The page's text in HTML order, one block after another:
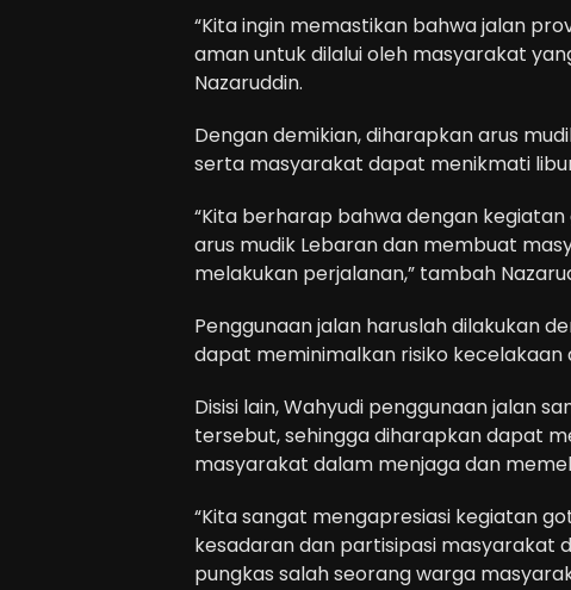
“Kita ingin memastikan bahwa jalan
aman untuk dilalui oleh masyarakat
Nazaruddin.
Dengan demikian, diharapkan arus
serta masyarakat dapat menikmati
“Kita berharap bahwa dengan
arus mudik Lebaran dan membuat
melakukan perjalanan,” tambah
Penggunaan jalan haruslah dilakukan
dapat meminimalkan risiko
Disisi lain, Wahyudi penggunaan jalan
tersebut, sehingga diharapkan dapat
masyarakat dalam menjaga dan
“Kita sangat mengapresiasi kegiatan
kesadaran dan partisipasi masyarakat
pungkas salah seorang warga